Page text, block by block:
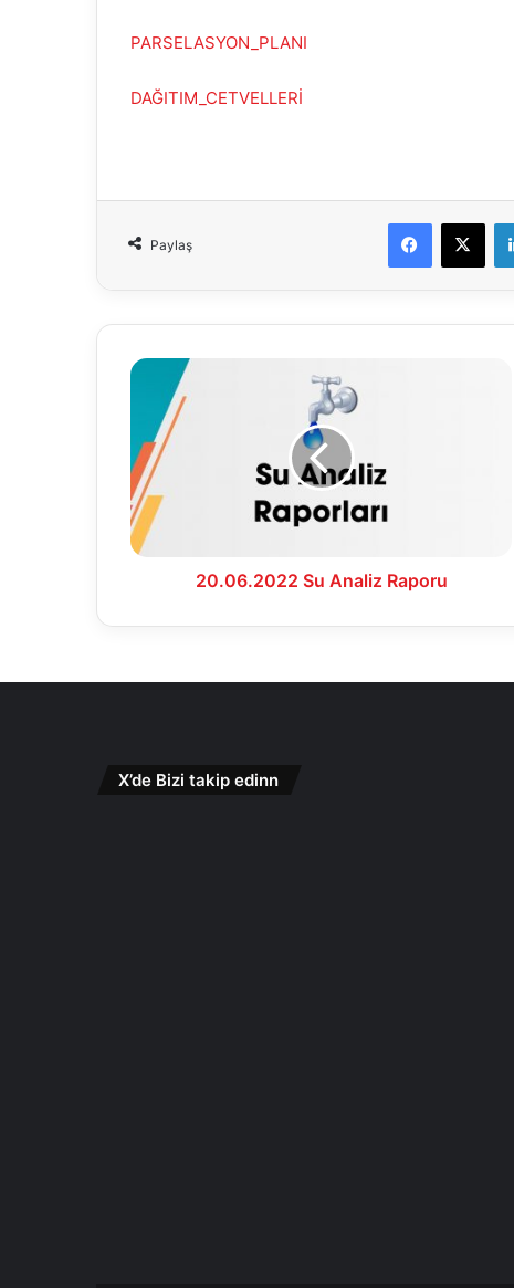
PARSELASYON_PLANI
DAĞITIM_CETVELLERİ
Paylaş
Facebook
X
20.06.2022
Analiz
Raporu
20.06.2022 Su Analiz Raporu
X’de Bizi takip edinn